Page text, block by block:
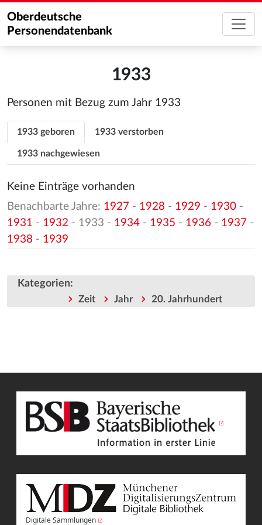
Oberdeutsche
Personendatenbank
1933
Personen mit Bezug zum Jahr 1933
1933 geboren 1933 verstorben
1933 nachgewiesen
Keine Einträge vorhanden
Benachbarte Jahre: 1927 - 1928 - 1929 - 1930 -
1931 - 1932 - 1933 - 1934 - 1935 - 1936 - 1937 -
1938 - 1939
Kategorien:
Zeit Jahr 20. Jahrhundert
Digitale Sammlungen